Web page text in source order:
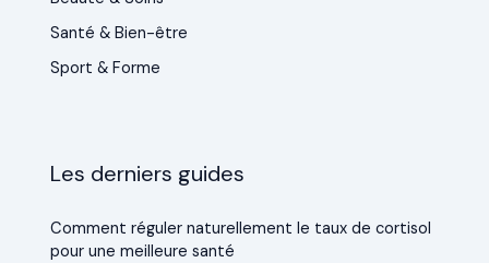
Santé & Bien-être
Sport & Forme
Les derniers guides
Comment réguler naturellement le taux de cortisol
pour une meilleure santé